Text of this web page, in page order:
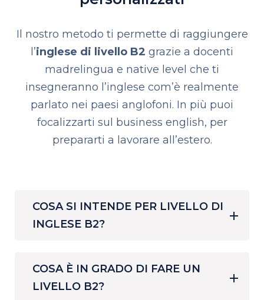
Il nostro metodo ti permette di raggiungere
l’inglese di livello B2 grazie a docenti
madrelingua e native level che ti
insegneranno l’inglese com’è realmente
parlato nei paesi anglofoni. In più puoi
focalizzarti sul business english, per
prepararti a lavorare all’estero.
COSA SI INTENDE PER LIVELLO DI
INGLESE B2?
COSA È IN GRADO DI FARE UN
LIVELLO B2?